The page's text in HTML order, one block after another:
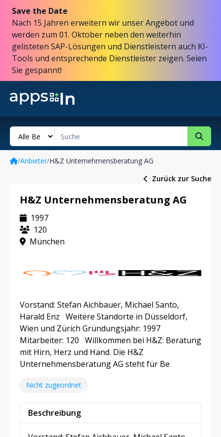
Save the Date
Nach 15 Jahren erweitern wir unser Angebot und
werden zum 01. Oktober neben den weiterhin
gelisteten SAP-Lösungen und Dienstleistern auch KI-
Tools und entsprechende Dienstleister zeigen. Seien
Sie gespannt!
/Anbieter/H&Z Unternehmensberatung AG
Zurück zur Suche
H&Z Unternehmensberatung AG
1997
120
München
Vorstand: Stefan Aichbauer, Michael Santo,
Harald Enz Weitere Standorte in Düsseldorf,
Wien und Zürich Gründungsjahr: 1997
Mitarbeiter: 120 Willkommen bei H&Z: Beratung
mit Hirn, Herz und Hand. Die H&Z
Unternehmensberatung AG steht für Be
Nicht zugeordnet
Beschreibung